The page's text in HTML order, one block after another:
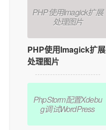
PHP使用Imagick扩展
处理图片
PHP使用Imagick扩展
处理图片
PhpStorm配置Xdebu
g调试WordPress